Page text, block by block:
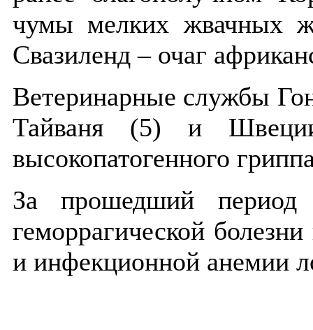
чумы мелких жвачных
Свазиленд – очаг
Ветеринарные службы
Тайваня (5) и
высокопатогенного
За прошедший
геморрагической
и инфекционной анемии